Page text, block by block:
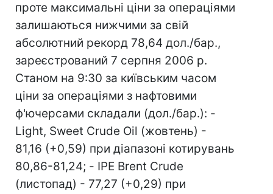
проте максимальні ціни за операціями
залишаються нижчими за свій
абсолютний рекорд 78,64 дол./бар.,
зареєстрований 7 серпня 2006 р.
Станом на 9:30 за київським часом
ціни за операціями з нафтовими
ф'ючерсами складали (дол./бар.): -
Light, Sweet Crude Oil (жовтень) -
81,16 (+0,59) при діапазоні котирувань
80,86-81,24; - IPE Brent Crude
(листопад) - 77,27 (+0,29) при